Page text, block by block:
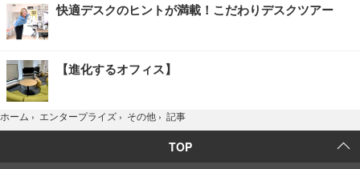
快適デスクのヒントが満載！こだわりデスクツアー
【進化するオフィス】
ホーム › エンタープライズ › その他 › 記事
TOP